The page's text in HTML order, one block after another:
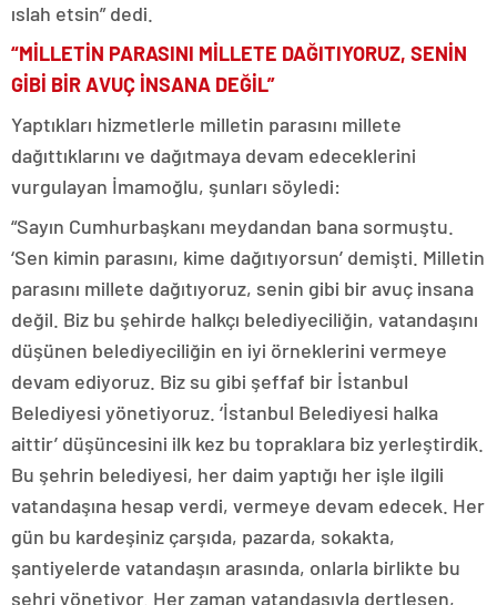
ıslah etsin” dedi.
“MİLLETİN PARASINI MİLLETE DAĞITIYORUZ, SENİN
GİBİ BİR AVUÇ İNSANA DEĞİL”
Yaptıkları hizmetlerle milletin parasını millete
dağıttıklarını ve dağıtmaya devam edeceklerini
vurgulayan İmamoğlu, şunları söyledi:
“Sayın Cumhurbaşkanı meydandan bana sormuştu.
‘Sen kimin parasını, kime dağıtıyorsun’ demişti. Milletin
parasını millete dağıtıyoruz, senin gibi bir avuç insana
değil. Biz bu şehirde halkçı belediyeciliğin, vatandaşını
düşünen belediyeciliğin en iyi örneklerini vermeye
devam ediyoruz. Biz su gibi şeffaf bir İstanbul
Belediyesi yönetiyoruz. ‘İstanbul Belediyesi halka
aittir’ düşüncesini ilk kez bu topraklara biz yerleştirdik.
Bu şehrin belediyesi, her daim yaptığı her işle ilgili
vatandaşına hesap verdi, vermeye devam edecek. Her
gün bu kardeşiniz çarşıda, pazarda, sokakta,
şantiyelerde vatandaşın arasında, onlarla birlikte bu
şehri yönetiyor. Her zaman vatandaşıyla dertleşen,